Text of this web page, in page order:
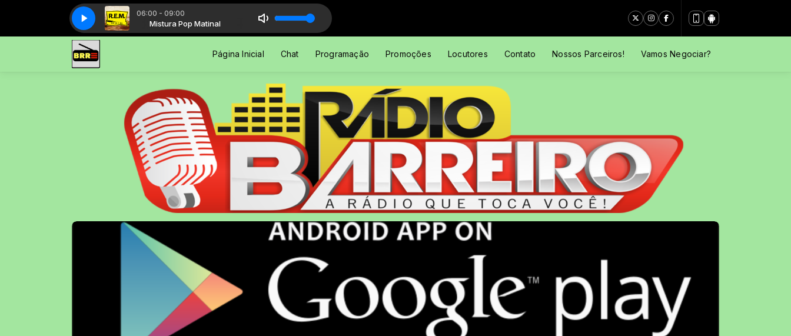
06:00 - 09:00
Mistura Pop Matinal Mistura Pop Matinal
losing my religion
Página Inicial Chat Programação Promoções Locutores Contato Nossos Parceiros! Vamos Negociar?